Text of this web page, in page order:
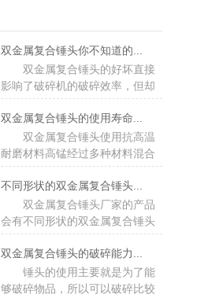
双金属复合锤头你不知道的...
双金属复合锤头的好坏直接
影响了破碎机的破碎效率，但却
双金属复合锤头的使用寿命...
双金属复合锤头使用抗高温
耐磨材料高锰经过多种材料混合
不同形状的双金属复合锤头...
双金属复合锤头厂家的产品
会有不同形状的双金属复合锤头
双金属复合锤头的破碎能力...
锤头的使用主要就是为了能
够破碎物品，所以可以破碎比较